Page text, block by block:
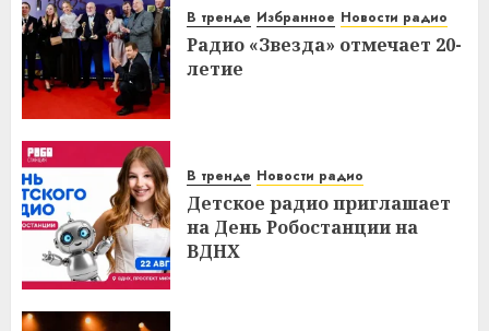
В тренде Избранное Новости радио
Радио «Звезда» отмечает 20-
летие
В тренде Новости радио
Детское радио приглашает
на День Робостанции на
ВДНХ